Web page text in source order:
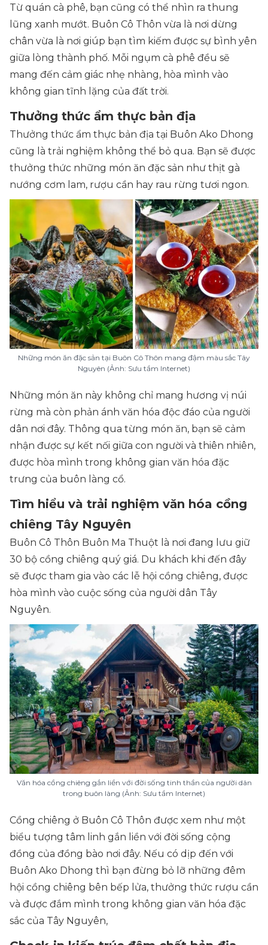
Từ quán cà phê, bạn cũng có thể nhìn ra thung
lũng xanh mướt. Buôn Cô Thôn vừa là nơi dừng
chân vừa là nơi giúp bạn tìm kiếm được sự bình yên
giữa lòng thành phố. Mỗi ngụm cà phê đều sẽ
mang đến cảm giác nhẹ nhàng, hòa mình vào
không gian tĩnh lặng của đất trời.
Thưởng thức ẩm thực bản địa
Thưởng thức ẩm thực bản địa tại Buôn Ako Dhong
cũng là trải nghiệm không thể bỏ qua. Bạn sẽ được
thưởng thức những món ăn đặc sản như thịt gà
nướng cơm lam, rượu cần hay rau rừng tươi ngon.
Những món ăn đặc sản tại Buôn Cô Thôn mang đậm màu sắc Tây
Nguyên (Ảnh: Sưu tầm Internet)
Những món ăn này không chỉ mang hương vị núi
rừng mà còn phản ánh văn hóa độc đáo của người
dân nơi đây. Thông qua từng món ăn, bạn sẽ cảm
nhận được sự kết nối giữa con người và thiên nhiên,
được hòa mình trong không gian văn hóa đặc
trưng của buôn làng cổ.
Tìm hiểu và trải nghiệm văn hóa cồng
chiêng Tây Nguyên
Buôn Cô Thôn Buôn Ma Thuột là nơi đang lưu giữ
30 bộ cồng chiêng quý giá. Du khách khi đến đây
sẽ được tham gia vào các lễ hội cồng chiêng, được
hòa mình vào cuộc sống của người dân Tây
Nguyên.
Văn hóa cồng chiêng gắn liền với đời sống tinh thần của người dân
trong buôn làng (Ảnh: Sưu tầm Internet)
Cồng chiêng ở Buôn Cô Thôn được xem như một
biểu tượng tâm linh gắn liền với đời sống cộng
đồng của đồng bào nơi đây. Nếu có dịp đến với
Buôn Ako Dhong thì bạn đừng bỏ lỡ những đêm
hội cồng chiêng bên bếp lửa, thưởng thức rượu cần
và được đắm mình trong không gian văn hóa đặc
sắc của Tây Nguyên,